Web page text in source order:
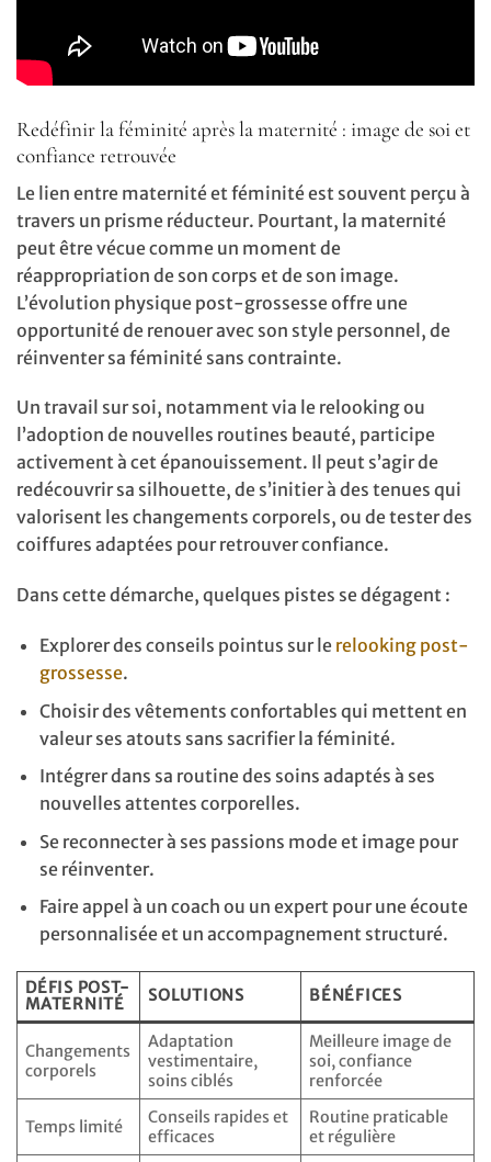
Redéfinir la féminité après la maternité : image de soi et
confiance retrouvée
Le lien entre maternité et féminité est souvent perçu à
travers un prisme réducteur. Pourtant, la maternité
peut être vécue comme un moment de
réappropriation de son corps et de son image.
L’évolution physique post-grossesse offre une
opportunité de renouer avec son style personnel, de
réinventer sa féminité sans contrainte.
Un travail sur soi, notamment via le relooking ou
l’adoption de nouvelles routines beauté, participe
activement à cet épanouissement. Il peut s’agir de
redécouvrir sa silhouette, de s’initier à des tenues qui
valorisent les changements corporels, ou de tester des
coiffures adaptées pour retrouver confiance.
Dans cette démarche, quelques pistes se dégagent :
Explorer des conseils pointus sur le relooking post-
grossesse.
Choisir des vêtements confortables qui mettent en
valeur ses atouts sans sacrifier la féminité.
Intégrer dans sa routine des soins adaptés à ses
nouvelles attentes corporelles.
Se reconnecter à ses passions mode et image pour
se réinventer.
Faire appel à un coach ou un expert pour une écoute
personnalisée et un accompagnement structuré.
DÉFIS POST-
MATERNITÉ
SOLUTIONS BÉNÉFICES
Changements
corporels
Adaptation
vestimentaire,
soins ciblés
Meilleure image de
soi, confiance
renforcée
Temps limité
Conseils rapides et
efficaces
Routine praticable
et régulière